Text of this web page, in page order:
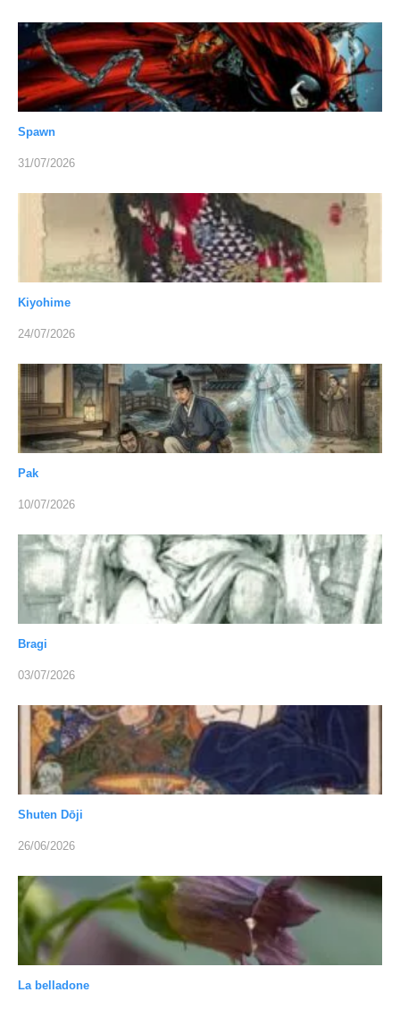
Spawn
31/07/2026
Kiyohime
24/07/2026
Pak
10/07/2026
Bragi
03/07/2026
Shuten Dōji
26/06/2026
La belladone